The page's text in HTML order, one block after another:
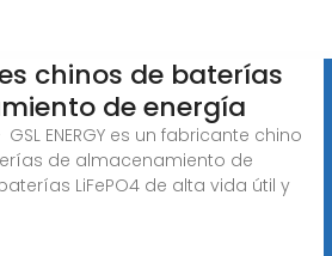
chinos de baterías
de energía
ENERGY es un fabricante chino
de almacenamiento de
LiFePO4 de alta vida útil y